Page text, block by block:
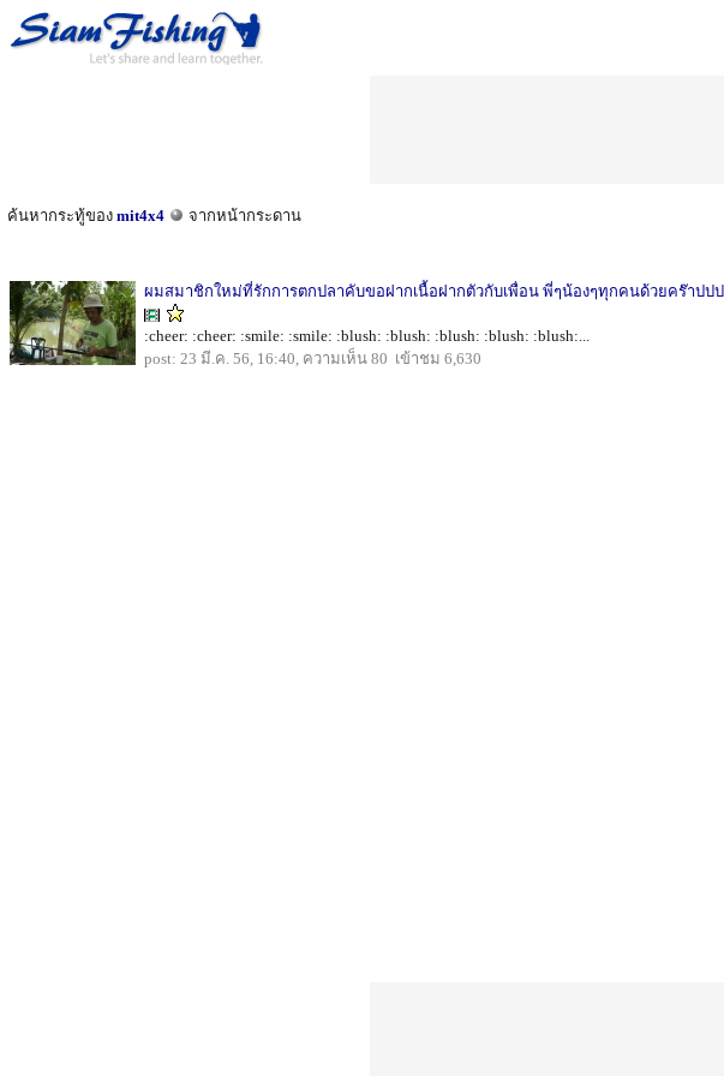
ค้นหากระทู้ของ mit4x4 จากหน้ากระดาน
ผมสมาชิกใหม่ที่รักการตกปลาคับขอฝากเนื้อฝากตัวกับเพื่อน พี่ๆน้องๆทุกคนด้วยคร๊าปปป
:cheer: :cheer: :smile: :smile: :blush: :blush: :blush: :blush: :blush:...
post: 23 มี.ค. 56, 16:40, ความเห็น 80 เข้าชม 6,630